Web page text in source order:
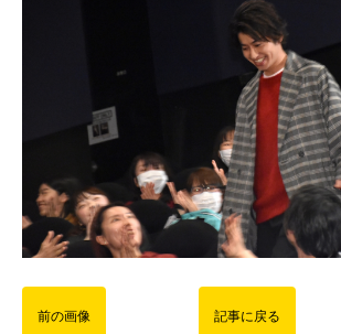
前の画像 記事に戻る